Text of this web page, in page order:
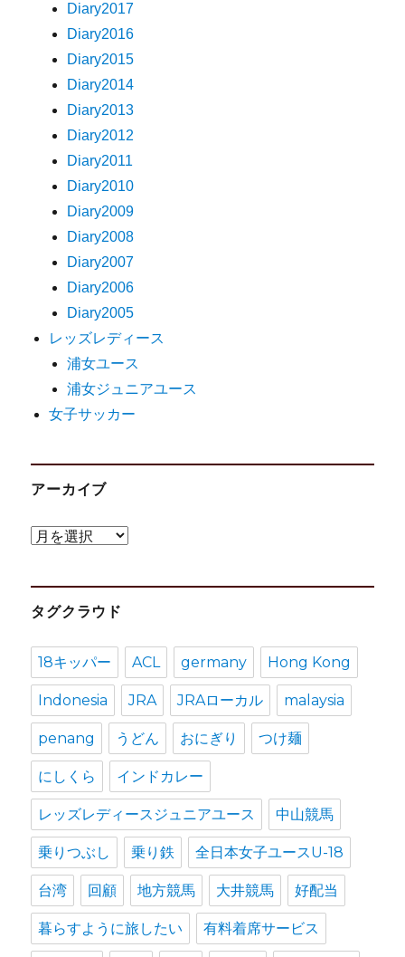
Diary2017
Diary2016
Diary2015
Diary2014
Diary2013
Diary2012
Diary2011
Diary2010
Diary2009
Diary2008
Diary2007
Diary2006
Diary2005
レッズレディース
浦女ユース
浦女ジュニアユース
女子サッカー
アーカイブ
ア
カ
イ
タグクラウド
18キッパー ACL germany Hong Kong
Indonesia JRA JRAローカル malaysia
penang うどん おにぎり つけ麺
にしくら インドカレー
レッズレディースジュニアユース 中山競馬
乗りつぶし 乗り鉄 全日本女子ユースU-18
台湾 回顧 地方競馬 大井競馬 好配当
暮らすように旅したい 有料着席サービス